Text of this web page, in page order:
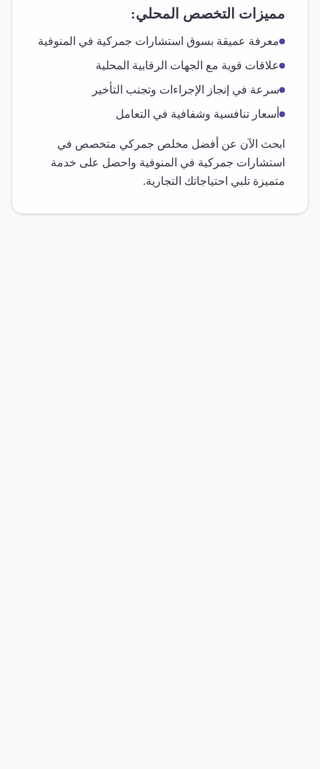
مميزات التخصص المحلي:
معرفة عميقة بسوق استشارات جمركية في المنوفية
علاقات قوية مع الجهات الرقابية المحلية
سرعة في إنجاز الإجراءات وتجنب التأخير
أسعار تنافسية وشفافية في التعامل
ابحث الآن عن أفضل مخلص جمركي متخصص في
استشارات جمركية في المنوفية واحصل على خدمة
متميزة تلبي احتياجاتك التجارية.